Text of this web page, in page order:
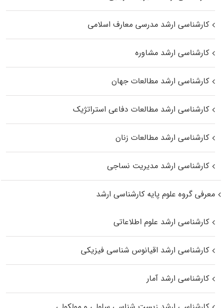
کارشناسی ارشد مدرسی معارف اسلامی
کارشناسی ارشد مشاوره
کارشناسی ارشد مطالعات جهان
کارشناسی ارشد مطالعات دفاعی استراتژیک
کارشناسی ارشد مطالعات زنان
کارشناسی ارشد مدیریت نساجی
معرفی گروه علوم پایه کارشناسی ارشد
کارشناسی ارشد علوم اطلاعاتی
کارشناسی ارشد اقیانوس‌ شناسی فیزیکی
کارشناسی ارشد آمار